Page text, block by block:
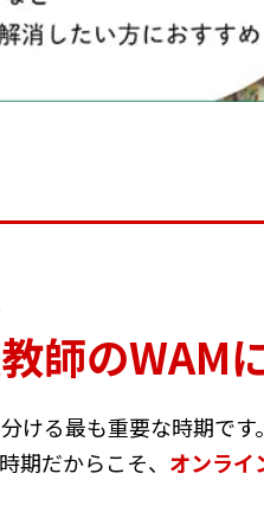
師のWAM
ける最も重要な時期で
期だからこそ、 オンライ